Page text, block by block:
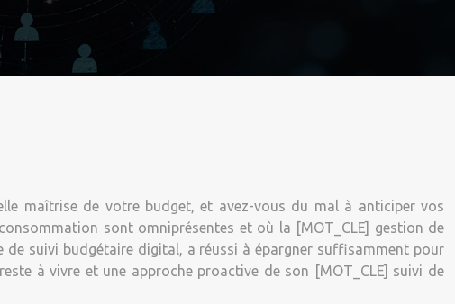
maîtrise de votre budget, et avez-vous du mal à anticiper vos
sont omniprésentes et où la [MOT_CLE] gestion de
de suivi budgétaire digital, a réussi à épargner suffisamment pour
à vivre et une approche proactive de son [MOT_CLE] suivi de